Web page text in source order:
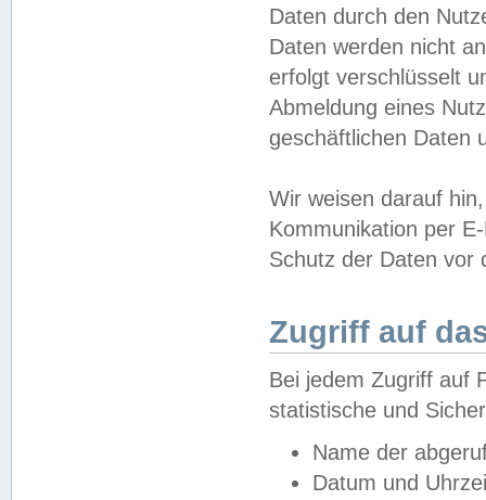
Daten durch den
Daten werden nicht
erfolgt verschlüsselt
Abmeldung eines
geschäftlichen Daten
Wir weisen darauf
Kommunikation per
Schutz der Daten vor
Zugriff auf
Bei jedem Zugriff auf
statistische und
Name der
Datum und